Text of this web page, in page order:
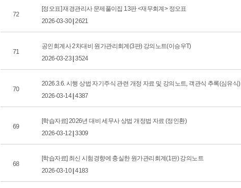
72
[정오표] 재경관리사 문제풀이집 13판 <재무회계> 정오표
2026-03-30 2621
71
공인회계사 2차대비 원가관리회계(3판) 강의노트(이승우T)
2026-03-23 3524
70
2026.3.6. 시행 상법 자기주식 관련 개정 자료 및 강의노트, 객관식 추록(심유식)
2026-03-14 4387
69
[학습자료] 2026년 대비 세무사 상법 개정법 자료 (정인환)
2026-03-12 3309
68
[학습자료] 최신 시험경향에 충실한 원가관리회계(1판) 강의노트
2026-03-10 4183